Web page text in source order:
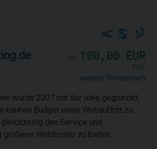
100,00 EUR
weitere Provisionen
wurde 2007 mit der Idee gegründet,
kleinen Budget einen Webauftritt zu
den Service und
größerer Webhoster zu bieten.